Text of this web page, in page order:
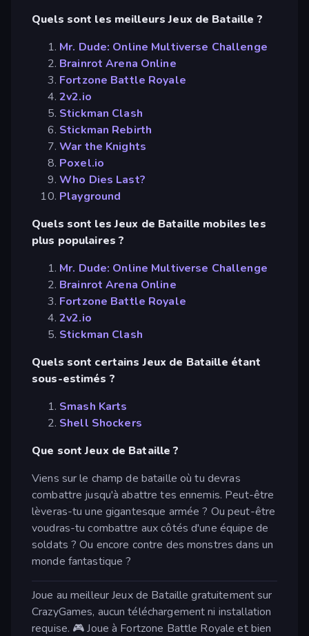
Quels sont les meilleurs Jeux de Bataille ?
Mr. Dude: Online Multiverse Challenge
Brainrot Arena Online
Fortzone Battle Royale
2v2.io
Stickman Clash
Stickman Rebirth
War the Knights
Poxel.io
Who Dies Last?
Playground
Quels sont les Jeux de Bataille mobiles les
plus populaires ?
Mr. Dude: Online Multiverse Challenge
Brainrot Arena Online
Fortzone Battle Royale
2v2.io
Stickman Clash
Quels sont certains Jeux de Bataille étant
sous-estimés ?
Smash Karts
Shell Shockers
Que sont Jeux de Bataille ?
Viens sur le champ de bataille où tu devras
combattre jusqu'à abattre tes ennemis. Peut-être
lèveras-tu une gigantesque armée ? Ou peut-être
voudras-tu combattre aux côtés d'une équipe de
soldats ? Ou encore contre des monstres dans un
monde fantastique ?
Joue au meilleur Jeux de Bataille gratuitement sur
CrazyGames, aucun téléchargement ni installation
requise. 🎮 Joue à Fortzone Battle Royale et bien